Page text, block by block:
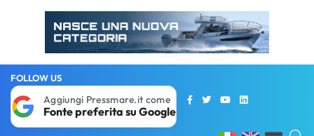
FOLLOW US
Aggiungi Pressmare.it come
Fonte preferita su Google